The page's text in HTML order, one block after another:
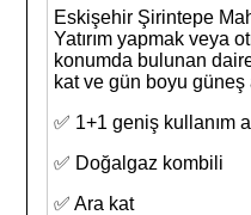
Eskişehir Şirintepe
Yatırım yapmak veya
konumda bulunan
kat ve gün boyu
✅ 1+1 geniş kullanım
✅ Doğalgaz kombili
✅ Ara kat